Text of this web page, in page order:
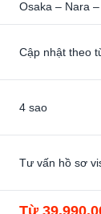
Osaka – Nara
Cập nhật theo
4 sao
Tư vấn hồ sơ
Từ